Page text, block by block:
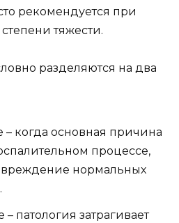
рекомендуется при
тяжести.
разделяются на два
– когда основная причина
процессе,
нормальных
патология затрагивает